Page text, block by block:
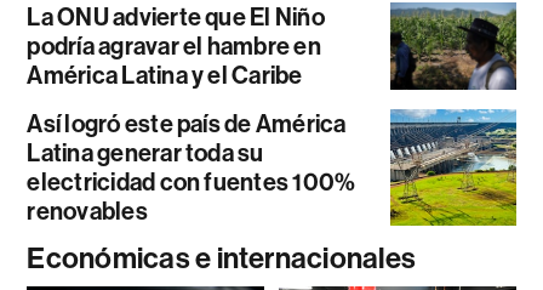
La ONU advierte que El Niño
podría agravar el hambre en
América Latina y el Caribe
Así logró este país de América
Latina generar toda su
electricidad con fuentes 100%
renovables
Económicas e internacionales